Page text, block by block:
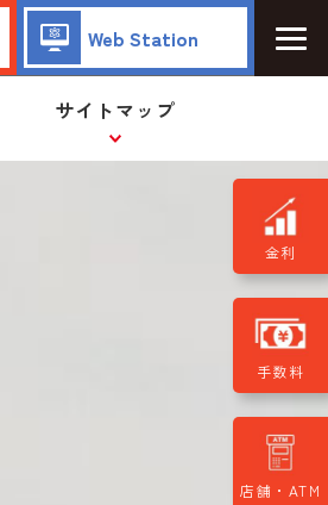
金利
手数料
店舗・ATM
Web Station
サイトマップ